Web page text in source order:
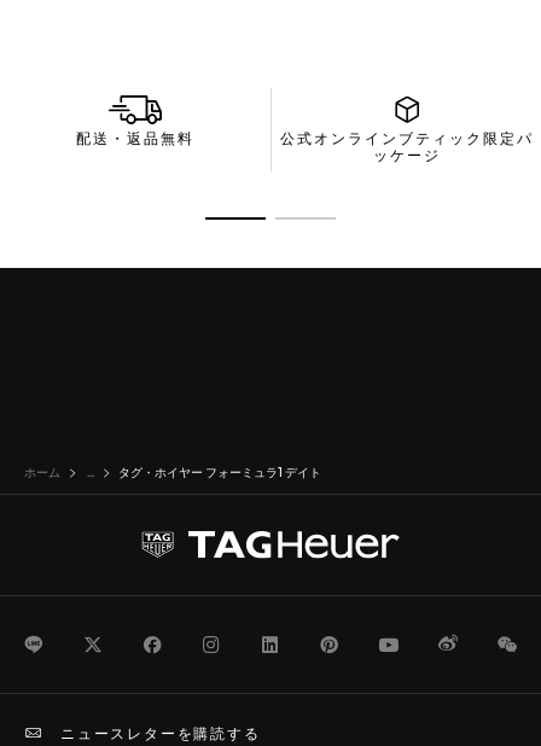
配送・返品無料
公式オンラインブティック限定パ
ッケージ
ホーム ... タグ・ホイヤー フォーミュラ1 デイト
TwitterFacebookInstagramLinkedInPinterestYoutubeWeibo
ニュースレターを購読する